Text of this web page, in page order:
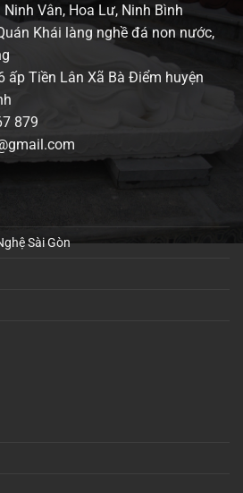
Vân, Hoa Lư, Ninh Bình
Khái làng nghề đá non nước,
ấp Tiền Lân Xã Bà Điểm huyện
879
Sài Gòn